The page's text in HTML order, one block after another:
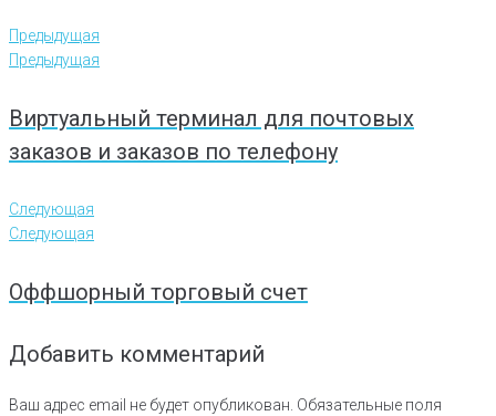
Предыдущая
Предыдущая
Виртуальный терминал для почтовых
заказов и заказов по телефону
Следующая
Следующая
Оффшорный торговый счет
Добавить комментарий
Ваш адрес email не будет опубликован. Обязательные поля